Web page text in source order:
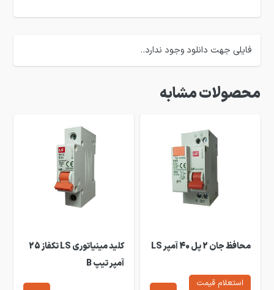
فایلی جهت دانلود وجود ندارد..
محصولات مشابه
محافظ جان 2 پل 40 آمپر LS
استعلام قیمت
کلید مینیاتوری LS تکفاز 25
آمپر تیپ B